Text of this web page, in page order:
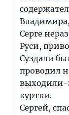
Серге
Руси,
Суздали
проводил
выходили-
куртки.
Сергей,